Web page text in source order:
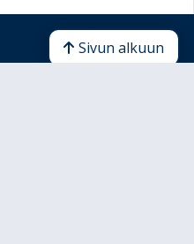
Sivun alkuun